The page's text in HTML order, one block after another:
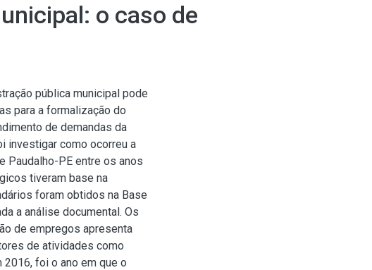
o caso de
pública municipal pode
para a formalização do
de demandas da
investigar como ocorreu a
Paudalho-PE entre os anos
tiveram base na
foram obtidos na Base
a análise documental. Os
de empregos apresenta
de atividades como
2016, foi o ano em que o